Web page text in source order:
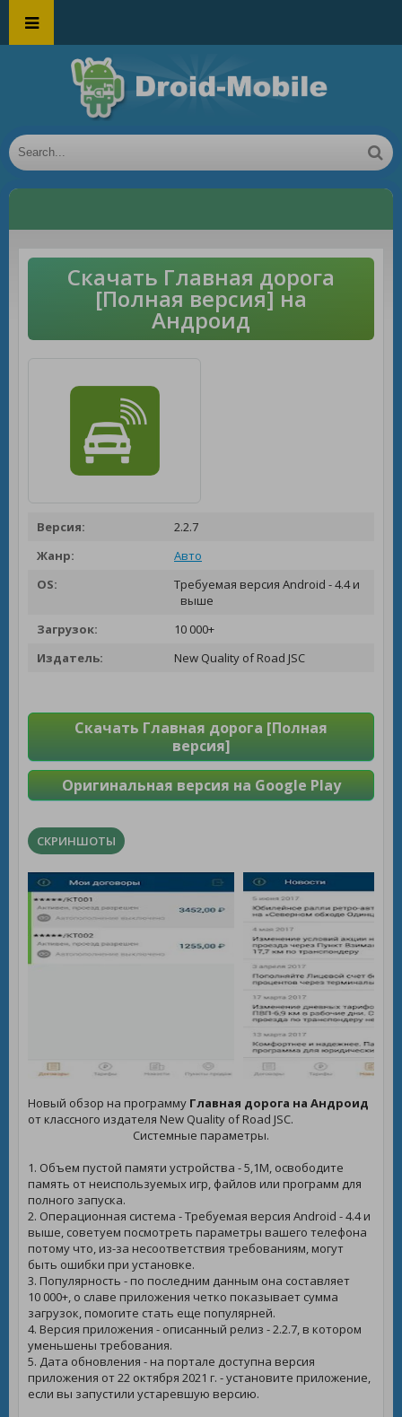
Скачать Главная дорога
[Полная версия] на
Андроид
Версия:
2.2.7
Жанр:
Авто
OS:
Требуемая версия Android - 4.4 и
выше
Загрузок:
10 000+
Издатель:
New Quality of Road JSC
Скачать Главная дорога [Полная
версия]
Оригинальная версия на Google Play
СКРИНШОТЫ
Новый обзор на программу Главная дорога на Андроид
от классного издателя New Quality of Road JSC.
Системные параметры.
1. Объем пустой памяти устройства - 5,1M, освободите
память от неиспользуемых игр, файлов или программ для
полного запуска.
2. Операционная система - Требуемая версия Android - 4.4 и
выше, советуем посмотреть параметры вашего телефона
потому что, из-за несоответствия требованиям, могут
быть ошибки при установке.
3. Популярность - по последним данным она составляет
10 000+, о славе приложения четко показывает сумма
загрузок, помогите стать еще популярней.
4. Версия приложения - описанный релиз - 2.2.7, в котором
уменьшены требования.
5. Дата обновления - на портале доступна версия
приложения от 22 октября 2021 г. - установите приложение,
если вы запустили устаревшую версию.